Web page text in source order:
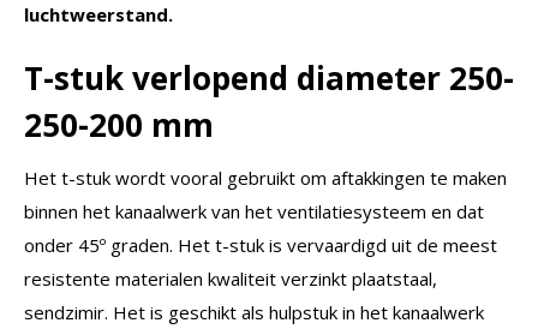
luchtweerstand.
T-stuk verlopend diameter 250-
250-200 mm
Het t-stuk wordt vooral gebruikt om aftakkingen te maken
binnen het kanaalwerk van het ventilatiesysteem en dat
onder 45º graden. Het t-stuk is vervaardigd uit de meest
resistente materialen kwaliteit verzinkt plaatstaal,
sendzimir. Het is geschikt als hulpstuk in het kanaalwerk